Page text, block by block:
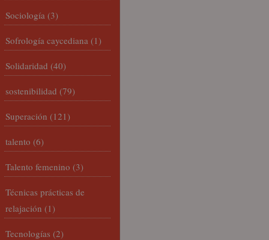
Sociología (3)
Sofrología caycediana (1)
Solidaridad (40)
sostenibilidad (79)
Superación (121)
talento (6)
Talento femenino (3)
Técnicas prácticas de
relajación (1)
Tecnologías (2)